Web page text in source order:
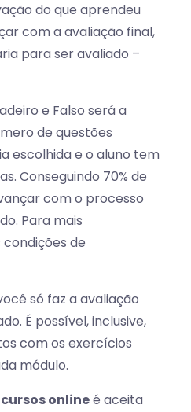
do que aprendeu
com a avaliação final,
para ser avaliado –
e Falso será a
de questões
escolhida e o aluno tem
Conseguindo 70% de
com o processo
Para mais
de
só faz a avaliação
É possível, inclusive,
com os exercícios
módulo.
cursos onlineé aceita